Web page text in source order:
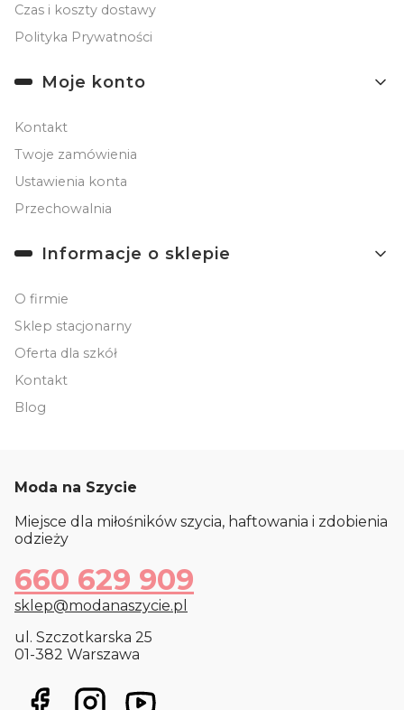
Czas i koszty dostawy
Polityka Prywatności
Moje konto
Kontakt
Twoje zamówienia
Ustawienia konta
Przechowalnia
Informacje o sklepie
O firmie
Sklep stacjonarny
Oferta dla szkół
Kontakt
Blog
Moda na Szycie
Miejsce dla miłośników szycia, haftowania i zdobienia
odzieży
660 629 909
sklep@modanaszycie.pl
ul. Szczotkarska 25
01-382 Warszawa